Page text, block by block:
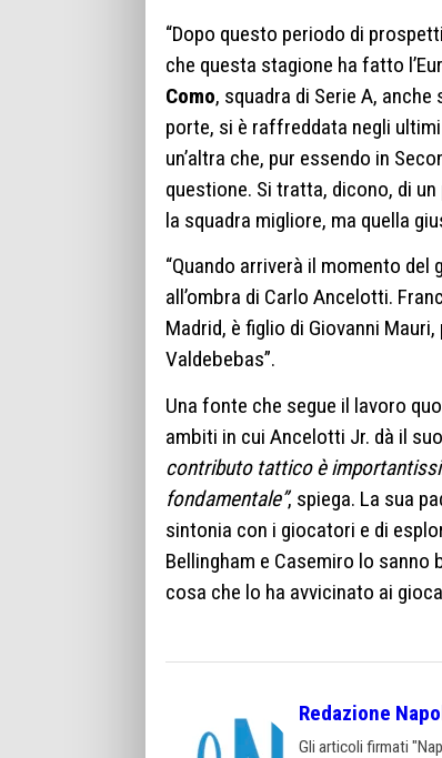
“Dopo questo periodo di
che questa stagione ha fatto
Como, squadra di Serie A,
porte, si è raffreddata negli
un’altra che, pur essendo in
questione. Si tratta, dicono, di
la squadra migliore, ma quella
“Quando arriverà il momento
all’ombra di Carlo Ancelotti.
Madrid, è figlio di Giovanni
Valdebebas”.
Una fonte che segue il lavoro
ambiti in cui Ancelotti Jr. dà il
contributo tattico è
fondamentale”, spiega. La sua
sintonia con i giocatori e di
Bellingham e Casemiro lo sanno
cosa che lo ha avvicinato ai
Redazione
Gli articoli firmati